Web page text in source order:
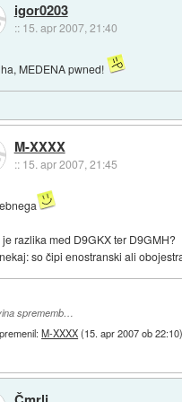
igor0203
:: 15. apr 2007, 21:40
MEDENA pwned!
M-XXXX
:: 15. apr 2007, 21:45
je razlika med D9GKX ter D9GMH?
so čipi enostranski ali
sprememb…
M-XXXX(15. apr 2007 ob 22:10)